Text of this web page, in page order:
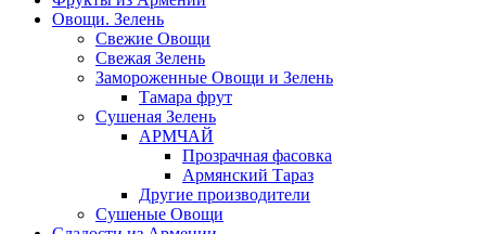
Овощи. Зелень
Свежие Овощи
Свежая Зелень
Замороженные Овощи и Зелень
Тамара фрут
Сушеная Зелень
АРМЧАЙ
Прозрачная фасовка
Армянский Тараз
Другие производители
Сушеные Овощи